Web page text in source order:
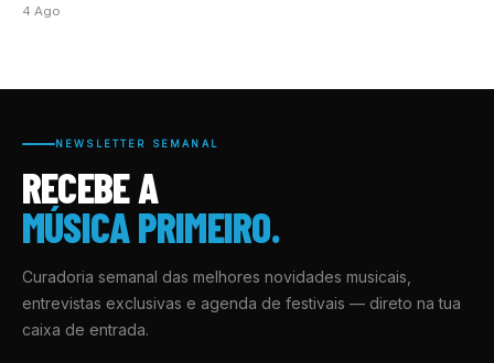
4 Ago
NEWSLETTER SEMANAL
RECEBE A
MÚSICA PRIMEIRO.
Curadoria semanal das melhores novidades musicais,
entrevistas exclusivas e agenda de festivais — direto na tua
caixa de entrada.